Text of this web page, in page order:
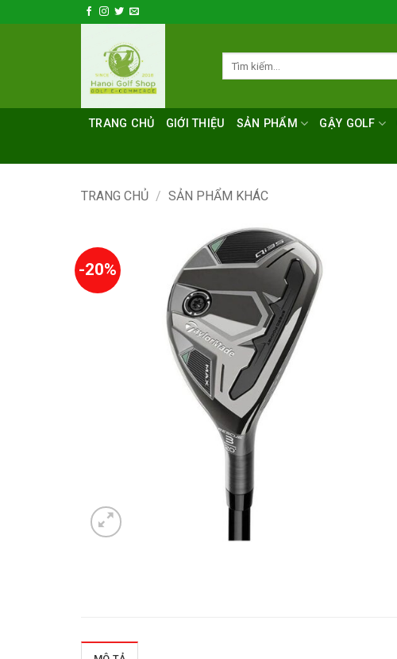
qua
TRANG CHỦ GIỚI THIỆU SẢN PHẨM GẬY GOLF
TRANG CHỦ / SẢN PHẨM KHÁC
-20%